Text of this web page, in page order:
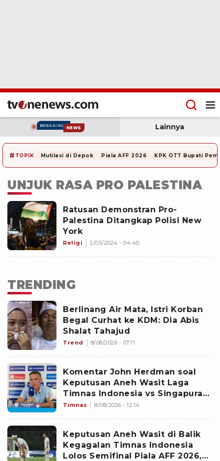
BREAKING NEWS Lainnya
# TOPIK Mutilasi di Depok Piala AFF 2026 KPK OTT Bupati
UNJUK RASA PRO PALESTINA
Ratusan Demonstran Pro-
Palestina Ditangkap Polisi New
York
Religi 2/05/2024 - 04:40
TRENDING
Berlinang Air Mata, Istri Korban
Begal Curhat ke KDM: Dia Abis
Shalat Tahajud
Trend 8/08/2026 - 07:11
Komentar John Herdman soal
Keputusan Aneh Wasit Laga
Timnas Indonesia vs Singapura
di Piala AFF 2026: Percuma
Timnas 8/08/2026 - 12:14
Keputusan Aneh Wasit di Balik
Kegagalan Timnas Indonesia
Lolos Semifinal Piala AFF 2026,